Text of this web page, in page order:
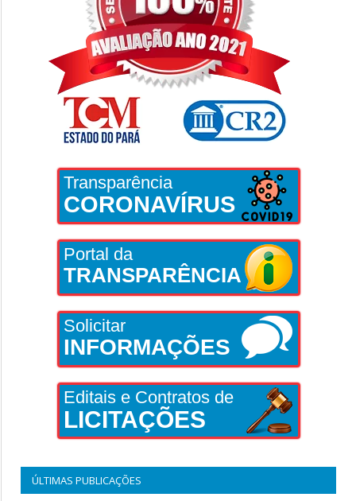
Transparência
CORONAVÍRUS
Portal da
TRANSPARÊNCIA
Solicitar
INFORMAÇÕES
Editais e Contratos de
LICITAÇÕES
ÚLTIMAS PUBLICAÇÕES